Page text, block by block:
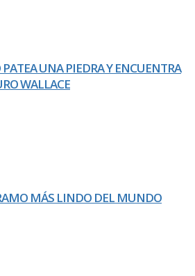
UNA PIEDRA Y ENCUENTRA
WALLACE
MÁS LINDO DEL MUNDO